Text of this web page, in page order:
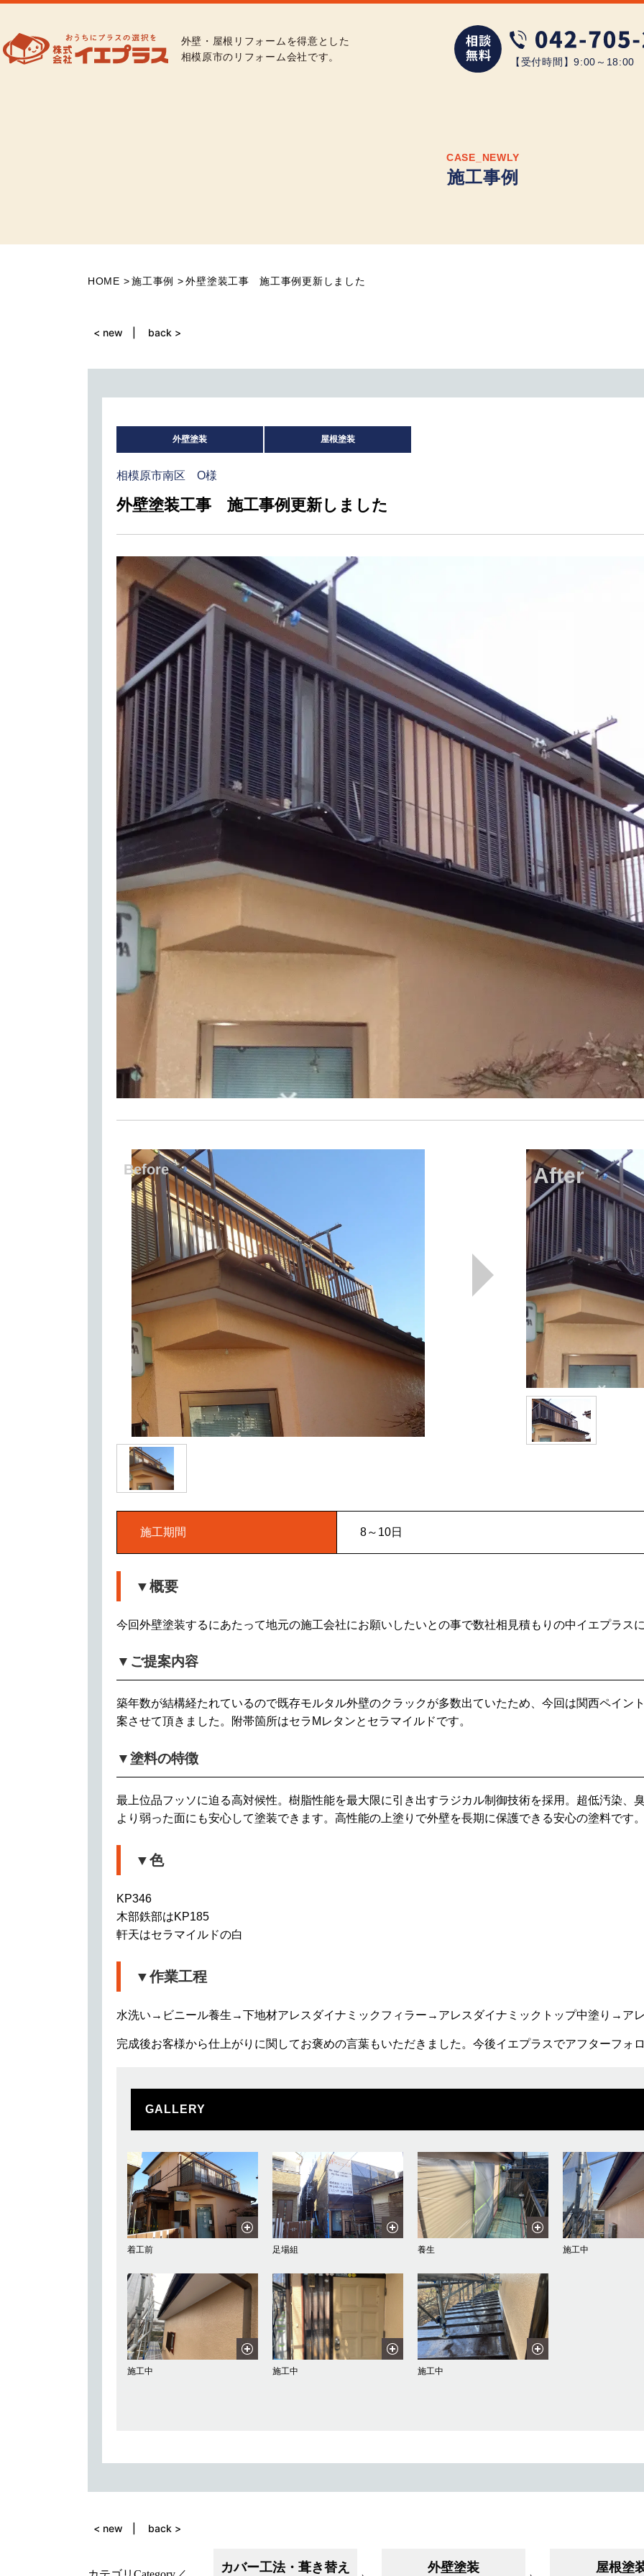
外壁・屋根リフォームを得意とした
相模原市のリフォーム会社です。
【受付時間】9:00～
CASE_NEWLY
施工事例
HOME 施工事例 外壁塗装工事 施工事例更新しました
< new back >
外壁塗装 屋根塗装
相模原市南区 O様
外壁塗装工事 施工事例更新しました
施工期間 8～10日
▼概要
今回外壁塗装するにあたって地元の施工会社にお願いしたいとの事で数社相見積もりの中イエプラス
▼ご提案内容
築年数が結構経たれているので既存モルタル外壁のクラックが多数出ていたため、今回は関西ペイン
案させて頂きました。附帯箇所はセラMレタンとセラマイルドです。
▼塗料の特徴
最上位品フッソに迫る高対候性。樹脂性能を最大限に引き出すラジカル制御技術を採用。超低汚染、
より弱った面にも安心して塗装できます。高性能の上塗りで外壁を長期に保護できる安心の塗料です
▼色
KP346
木部鉄部はKP185
軒天はセラマイルドの白
▼作業工程
水洗い→ビニール養生→下地材アレスダイナミックフィラー→アレスダイナミックトップ中塗り→ア
完成後お客様から仕上がりに関してお褒めの言葉もいただきました。今後イエプラスでアフターフォ
GALLERY
着工前 足場組 養生 施工中
施工中 施工中 施工中
< new back >
カバー工法・葺き替え 外壁塗装 屋根塗